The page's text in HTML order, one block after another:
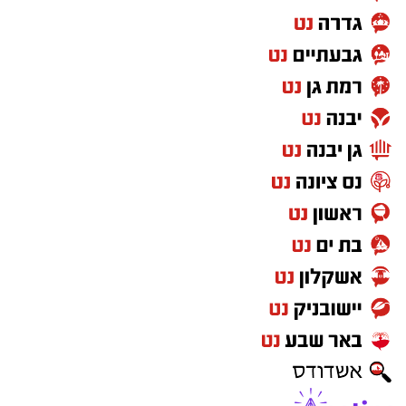
חוף הנפרד - דגל אדום
חשוב לדעת:
כלים חד פעמיים
חד פעמיים ושקיות ניילון לחוף. יוטלו קנסות על
המפרים.
שעות פעילות
7:45-16:45 א'-ה'. שישי שבת -7:45-17:15
כללי התנהגות בחופי הרחצה
הרחצה מותרת רק בחופים המוכרזים בשעות
הפעילות בלבד ולעיניהם של שירותי ההצלה